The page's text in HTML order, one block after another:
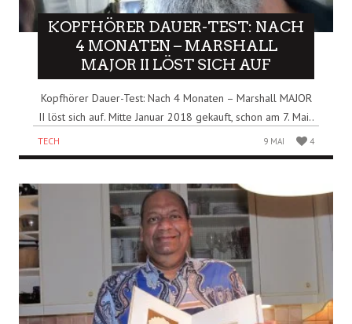
KOPFHÖRER DAUER-TEST: NACH
4 MONATEN – MARSHALL
MAJOR II LÖST SICH AUF
Kopfhörer Dauer-Test: Nach 4 Monaten – Marshall MAJOR
II löst sich auf. Mitte Januar 2018 gekauft, schon am 7. Mai..
TECH 9 MAI 4